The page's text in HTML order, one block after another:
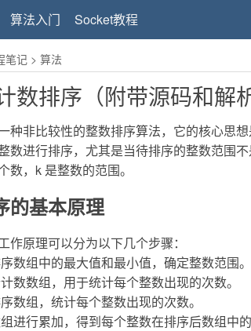
算法入门 Socket教程
笔记> 算法
数排序（附带源码和解析
种非比较性的整数排序算法，它的核心思
数进行排序，尤其是当待排序的整数范围
数，k 是整数的范围。
的基本原理
作原理可以分为以下几个步骤：
数组中的最大值和最小值，确定整数范围。
数数组，用于统计每个整数出现的次数。
数组，统计每个整数出现的次数。
进行累加，得到每个整数在排序后数组中的